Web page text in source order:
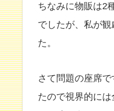
ちなみに物販は2
でしたが、私が
た。
さて問題の座席
たので視界的に